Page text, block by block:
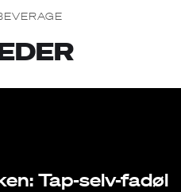
Tap-selv-fadøl